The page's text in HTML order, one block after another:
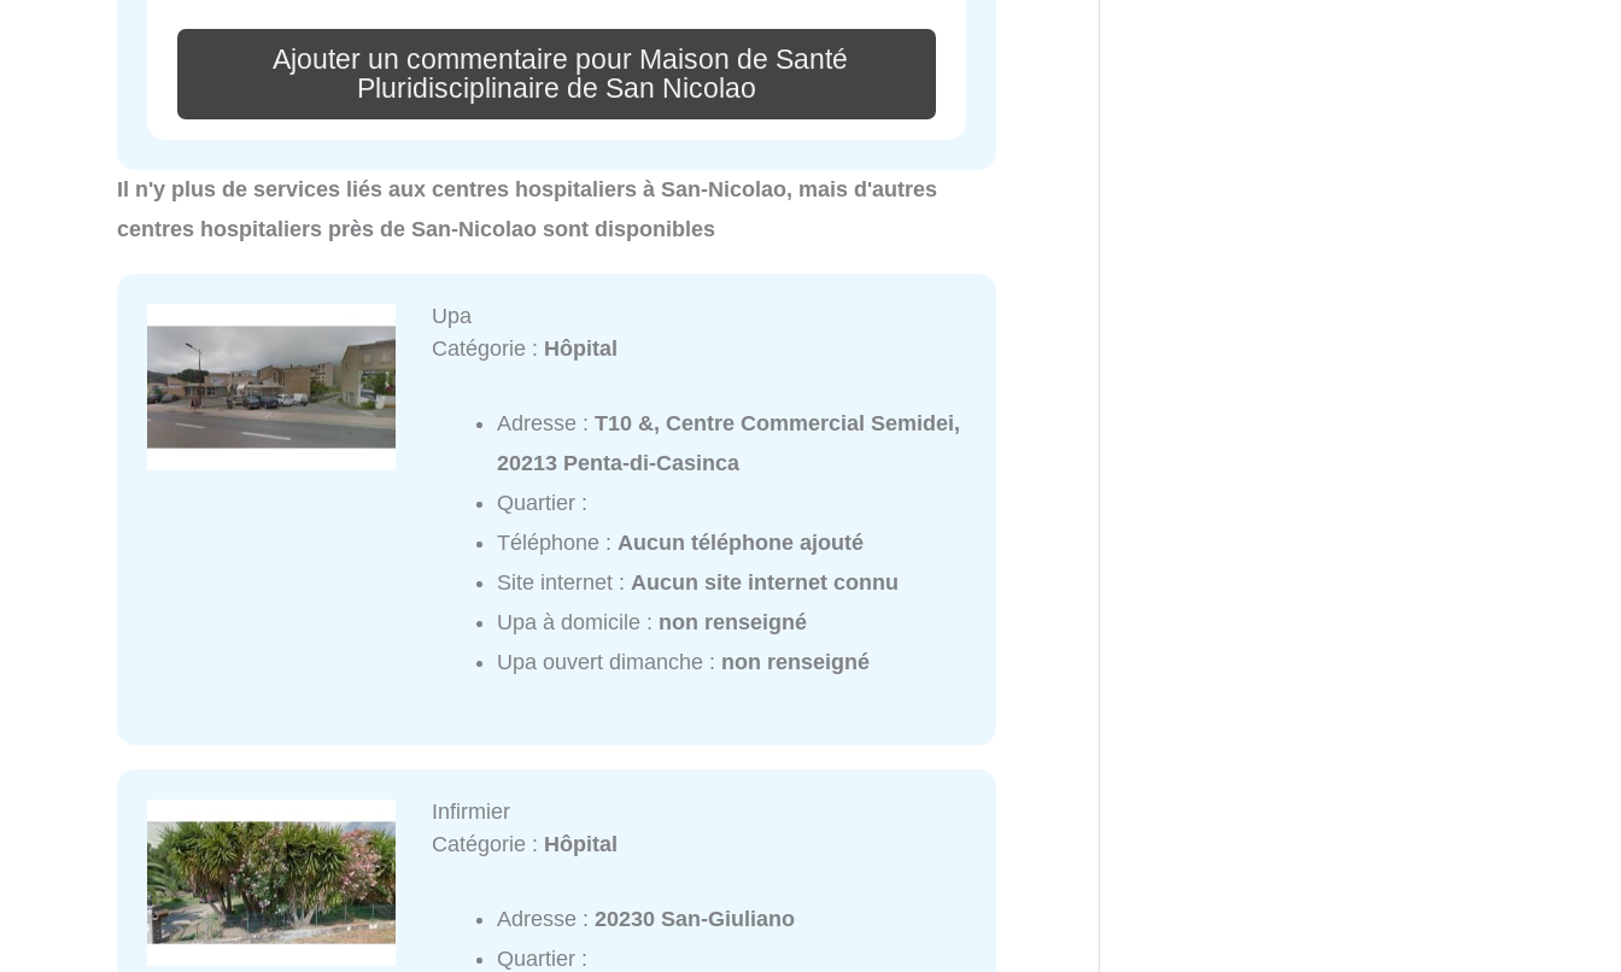
Ajouter un commentaire pour Maison de Santé
Pluridisciplinaire de San Nicolao
Il n'y plus de services liés aux centres hospitaliers à San-Nicolao, mais d'autres
centres hospitaliers près de San-Nicolao sont disponibles
Upa
Catégorie : Hôpital
Adresse :T10 &, Centre Commercial Semidei,
20213 Penta-di-Casinca
Quartier :
Téléphone :Aucun téléphone ajouté
Site internet :Aucun site internet connu
Upa à domicile : non renseigné
Upa ouvert dimanche : non renseigné
Infirmier
Catégorie : Hôpital
Adresse :20230 San-Giuliano
Quartier :